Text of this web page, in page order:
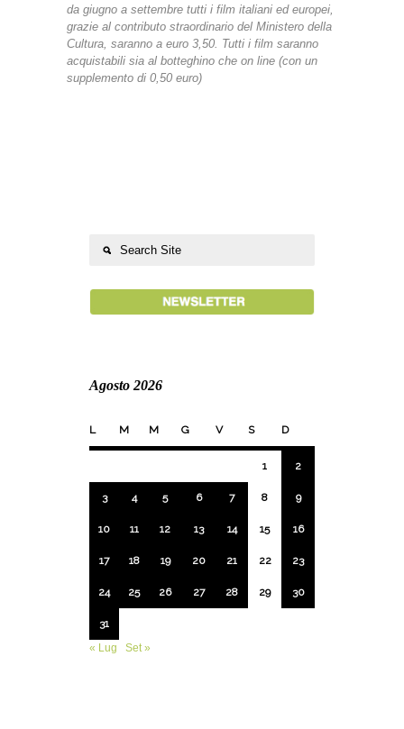
da giugno a settembre tutti i film italiani ed europei,
grazie al contributo straordinario del Ministero della
Cultura, saranno a euro 3,50. Tutti i film saranno
acquistabili sia al botteghino che on line (con un
supplemento di 0,50 euro)
Agosto 2026
L M M G V S D
1 2
3 4 5 6 7 8 9
10 11 12 13 14 15 16
17 18 19 20 21 22 23
24 25 26 27 28 29 30
31
« Lug
Set »